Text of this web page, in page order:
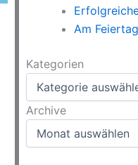
Am
Kategorien
Kategorien
Archive
Archive